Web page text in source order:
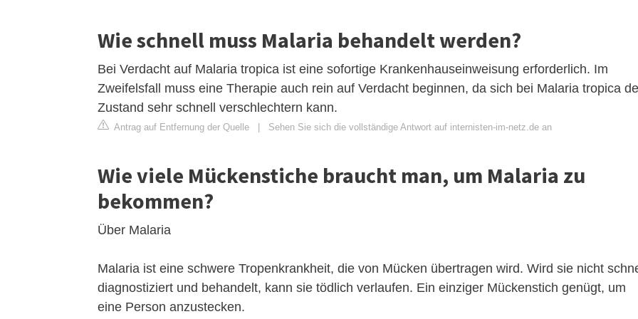
Wie schnell muss Malaria behandelt werden?
Bei Verdacht auf Malaria tropica ist eine sofortige Krankenhauseinweisung erforderlich. Im
Zweifelsfall muss eine Therapie auch rein auf Verdacht beginnen, da sich bei Malaria tropica
Zustand sehr schnell verschlechtern kann.
Antrag auf Entfernung der Quelle | Sehen Sie sich die vollständige Antwort auf internisten-im-netz.de an
Wie viele Mückenstiche braucht man, um Malaria zu
bekommen?
Über Malaria
Malaria ist eine schwere Tropenkrankheit, die von Mücken übertragen wird. Wird sie nicht
diagnostiziert und behandelt, kann sie tödlich verlaufen. Ein einziger Mückenstich genügt, um
eine Person anzustecken.